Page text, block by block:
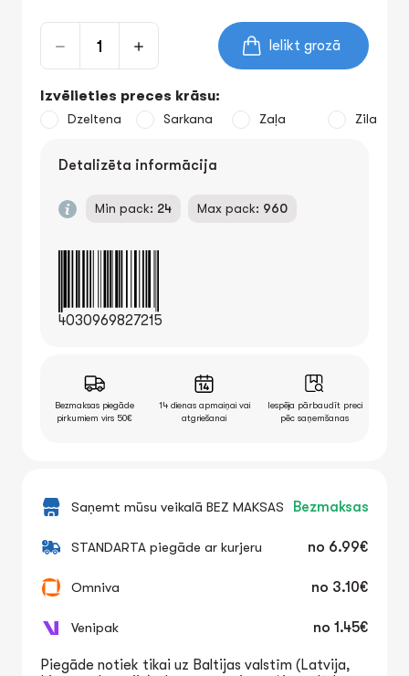
Ielikt grozā
Izvēlieties preces krāsu:
Dzeltena Sarkana Zaļa Zila
Detalizēta informācija
Min pack: 24 Max pack: 960
4030969827215
Bezmaksas piegāde
pirkumiem virs 50€
14 dienas apmaiņai vai
atgriešanai
Iespēja pārbaudīt preci
pēc saņemšanas
Saņemt mūsu veikalā BEZ MAKSAS Bezmaksas
STANDARTA piegāde ar kurjeru no 6.99€
Omniva no 3.10€
Venipak no 1.45€
Piegāde notiek tikai uz Baltijas valstīm (Latvija,